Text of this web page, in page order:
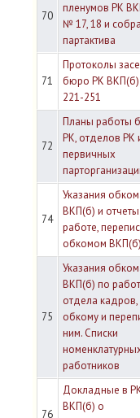
70
пленумов РК
№ 17, 18 и
партактива
71
Протоколы
бюро РК
221-251
72
Планы работы
РК, отделов РК
первичных
74
Указания
ВКП(б) и
работе,
обкомом ВКП(б)
75
Указания
ВКП(б) по
отдела кадров,
обкому и
ним. Списки
работников
76
Докладные в
ВКП(б) о